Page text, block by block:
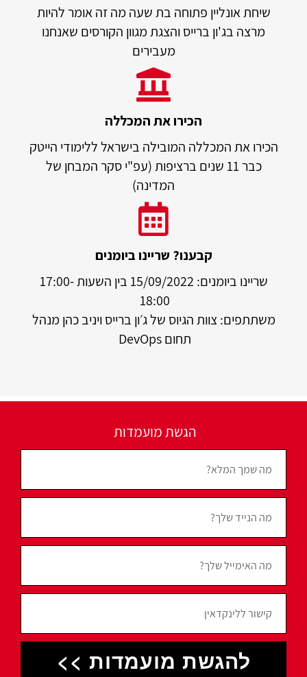
שיחת אונליין פתוחה בת שעה מה זה אומר להיות
מרצה בג'ון ברייס והצגת מגוון הקורסים שאנחנו
מעבירים
הכירו את המכללה
הכירו את המכללה המובילה בישראל ללימודי הייטק
כבר 11 שנים ברציפות (עפ"י סקר המבחן של
המדינה)
קבענו? שריינו ביומנים
שריינו ביומנים: 15/09/2022 בין השעות 17:00-
18:00
משתתפים: צוות הגיוס של ג׳ון ברייס ויניב כהן מנהל
תחום DevOps
הגשת מועמדות
להגשת מועמדות >>